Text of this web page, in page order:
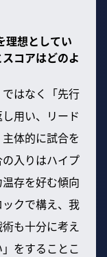
理想としてい
コアはどのよ
はなく「先行
用い、リード
体的に試合を
入りはハイプ
存を好む傾向
クで構え、我
も十分に考え
をすることこ